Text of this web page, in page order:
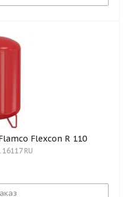
Flexcon R 110
RU